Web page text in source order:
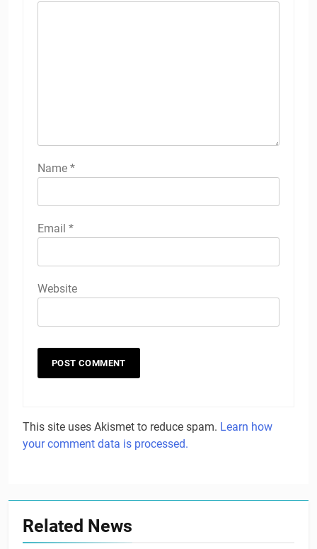
Name *
Email *
Website
This site uses Akismet to reduce spam. Learn how
your comment data is processed.
Related News